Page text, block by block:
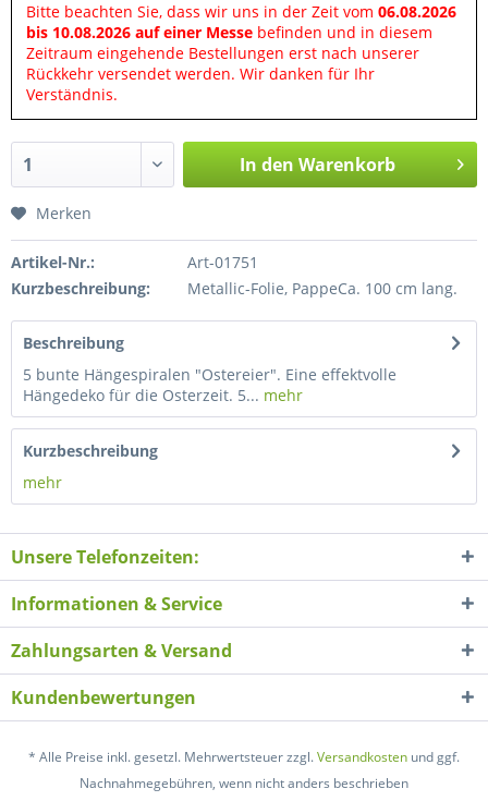
Bitte beachten Sie, dass wir uns in der Zeit vom 06.08.2026
bis 10.08.2026 auf einer Messe befinden und in diesem
Zeitraum eingehende Bestellungen erst nach unserer
Rückkehr versendet werden. Wir danken für Ihr
Verständnis.
In den Warenkorb
Merken
Artikel-Nr.:
Art-01751
Kurzbeschreibung:
Metallic-Folie, PappeCa. 100 cm lang.
Beschreibung
5 bunte Hängespiralen "Ostereier". Eine effektvolle
Hängedeko für die Osterzeit. 5... mehr
Kurzbeschreibung
mehr
Unsere Telefonzeiten:
Informationen & Service
Zahlungsarten & Versand
Kundenbewertungen
* Alle Preise inkl. gesetzl. Mehrwertsteuer zzgl.Versandkosten und ggf.
Nachnahmegebühren, wenn nicht anders beschrieben